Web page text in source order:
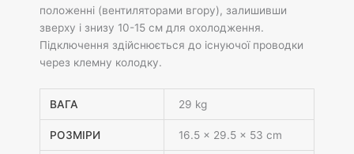
положенні (вентиляторами вгору), залишивши
зверху і знизу 10-15 см для охолодження.
Підключення здійснюється до існуючої проводки
через клемну колодку.
ВАГА 29 kg
РОЗМІРИ 16.5 × 29.5 × 53 cm